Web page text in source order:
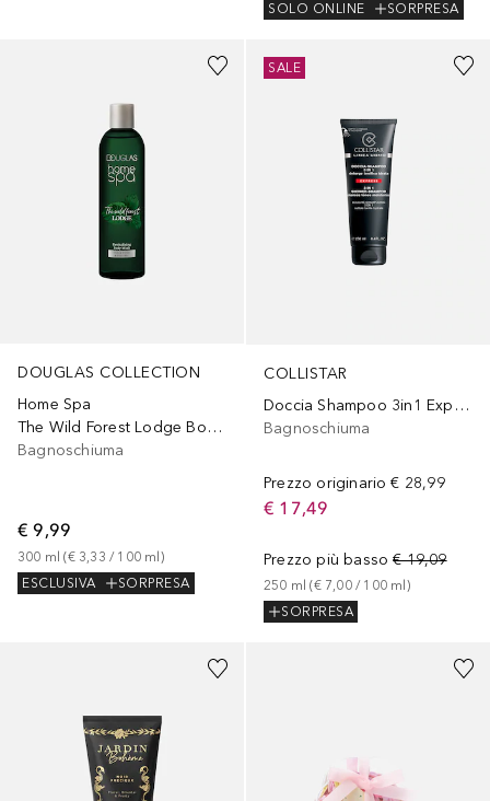
SOLO ONLINE
SORPRESA
DOUGLAS COLLECTION
Home Spa
The Wild Forest Lodge Body Wash
Bagnoschiuma
€ 9,99
300 ml (€ 3,33 / 100 ml )
ESCLUSIVA
SORPRESA
COLLISTAR
Doccia Shampoo 3in1 Express
Bagnoschiuma
Prezzo originario € 28,99
€ 17,49
Prezzo più basso € 19,09
250 ml (€ 7,00 / 100 ml )
SORPRESA
SALE